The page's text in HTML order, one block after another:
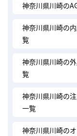
神奈川県川崎の
神奈川県川崎の
覧
神奈川県川崎の
覧
神奈川県川崎の
一覧
神奈川県川崎の